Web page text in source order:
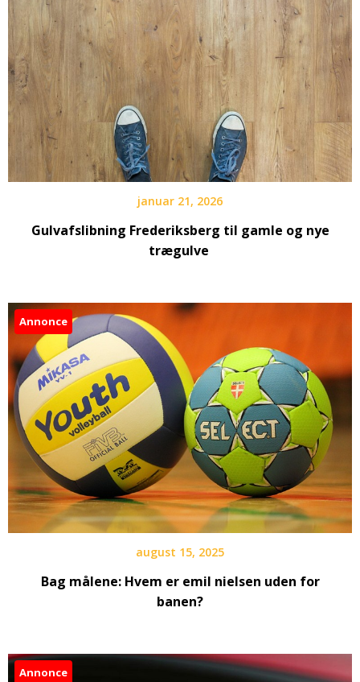
januar 21, 2026
Gulvafslibning Frederiksberg til gamle og nye
trægulve
Annonce
august 15, 2025
Bag målene: Hvem er emil nielsen uden for
banen?
Annonce